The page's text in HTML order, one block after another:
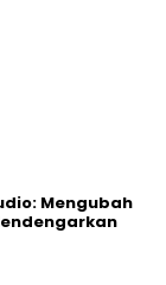
Mengubah